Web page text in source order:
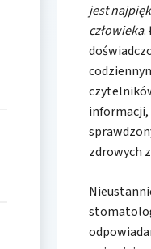
jest
człowieka.
informacji,
zdrowych